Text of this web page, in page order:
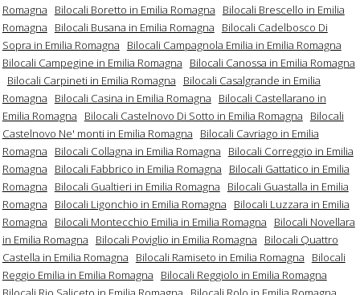
Romagna
Bilocali Boretto in Emilia Romagna
Bilocali Brescello in Emilia
Romagna
Bilocali Busana in Emilia Romagna
Bilocali Cadelbosco Di
Sopra in Emilia Romagna
Bilocali Campagnola Emilia in Emilia Romagna
Bilocali Campegine in Emilia Romagna
Bilocali Canossa in Emilia Romagna
Bilocali Carpineti in Emilia Romagna
Bilocali Casalgrande in Emilia
Romagna
Bilocali Casina in Emilia Romagna
Bilocali Castellarano in
Emilia Romagna
Bilocali Castelnovo Di Sotto in Emilia Romagna
Bilocali
Castelnovo Ne' monti in Emilia Romagna
Bilocali Cavriago in Emilia
Romagna
Bilocali Collagna in Emilia Romagna
Bilocali Correggio in Emilia
Romagna
Bilocali Fabbrico in Emilia Romagna
Bilocali Gattatico in Emilia
Romagna
Bilocali Gualtieri in Emilia Romagna
Bilocali Guastalla in Emilia
Romagna
Bilocali Ligonchio in Emilia Romagna
Bilocali Luzzara in Emilia
Romagna
Bilocali Montecchio Emilia in Emilia Romagna
Bilocali Novellara
in Emilia Romagna
Bilocali Poviglio in Emilia Romagna
Bilocali Quattro
Castella in Emilia Romagna
Bilocali Ramiseto in Emilia Romagna
Bilocali
Reggio Emilia in Emilia Romagna
Bilocali Reggiolo in Emilia Romagna